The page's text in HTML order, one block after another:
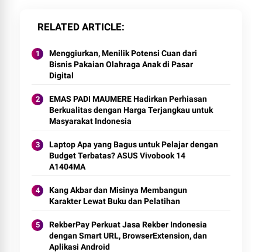
RELATED ARTICLE
Menggiurkan, Menilik Potensi Cuan dari
Bisnis Pakaian Olahraga Anak di Pasar
Digital
EMAS PADI MAUMERE Hadirkan Perhiasan
Berkualitas dengan Harga Terjangkau untuk
Masyarakat Indonesia
Laptop Apa yang Bagus untuk Pelajar dengan
Budget Terbatas? ASUS Vivobook 14
A1404MA
Kang Akbar dan Misinya Membangun
Karakter Lewat Buku dan Pelatihan
RekberPay Perkuat Jasa Rekber Indonesia
dengan Smart URL, BrowserExtension, dan
Aplikasi Android